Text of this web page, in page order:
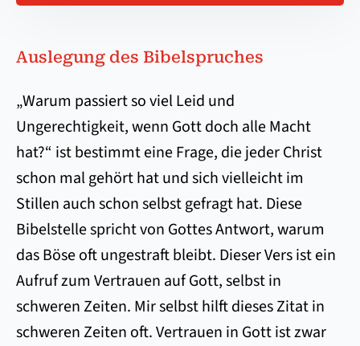
Auslegung des Bibelspruches
„Warum passiert so viel Leid und
Ungerechtigkeit, wenn Gott doch alle Macht
hat?“ ist bestimmt eine Frage, die jeder Christ
schon mal gehört hat und sich vielleicht im
Stillen auch schon selbst gefragt hat. Diese
Bibelstelle spricht von Gottes Antwort, warum
das Böse oft ungestraft bleibt. Dieser Vers ist ein
Aufruf zum Vertrauen auf Gott, selbst in
schweren Zeiten. Mir selbst hilft dieses Zitat in
schweren Zeiten oft. Vertrauen in Gott ist zwar